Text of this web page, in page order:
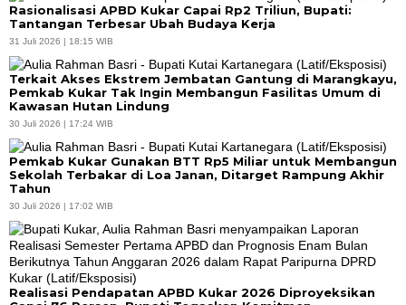
Rasionalisasi APBD Kukar Capai Rp2 Triliun, Bupati:
Tantangan Terbesar Ubah Budaya Kerja
31 Juli 2026 | 18:15 WIB
Terkait Akses Ekstrem Jembatan Gantung di Marangkayu,
Pemkab Kukar Tak Ingin Membangun Fasilitas Umum di
Kawasan Hutan Lindung
30 Juli 2026 | 17:24 WIB
Pemkab Kukar Gunakan BTT Rp5 Miliar untuk Membangun
Sekolah Terbakar di Loa Janan, Ditarget Rampung Akhir
Tahun
30 Juli 2026 | 17:02 WIB
Realisasi Pendapatan APBD Kukar 2026 Diproyeksikan